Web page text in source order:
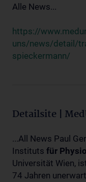
Alle News...
https://
uns/news/detail/
spieckermann/
Detailsite |
...All News Paul
Instituts für
Universität Wien,
74 Jahren